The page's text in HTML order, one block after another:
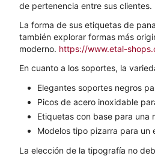
de pertenencia entre sus clientes.
La forma de sus etiquetas de
también explorar formas más
moderno. https://www.etal-
En cuanto a los soportes, la
Elegantes soportes negros
Picos de acero inoxidable
Etiquetas con base para una
Modelos tipo pizarra para
La elección de la tipografía no